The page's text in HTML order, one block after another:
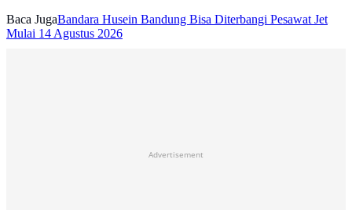
Baca JugaBandara Husein Bandung Bisa Diterbangi Pesawat Jet
Mulai 14 Agustus 2026
Advertisement